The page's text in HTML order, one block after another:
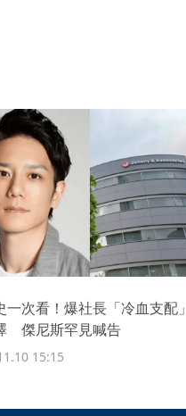
一次看！爆社長「冷血支配
傑尼斯罕見喊告
15:15